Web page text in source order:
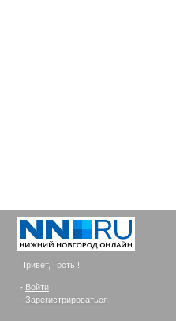
Привет, Гость !
- Войти
- Зарегистрироваться